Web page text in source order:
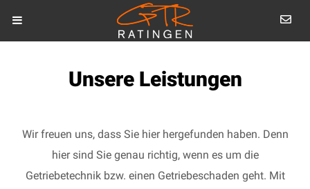
Unsere Leistungen
Wir freuen uns, dass Sie hier hergefunden haben. Denn
hier sind Sie genau richtig, wenn es um die
Getriebetechnik bzw. einen Getriebeschaden geht. Mit